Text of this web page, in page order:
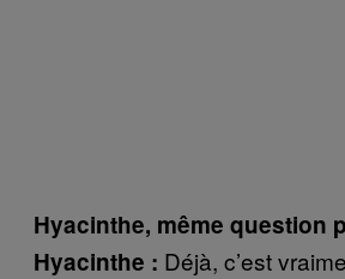
Hyacinthe, même question
Hyacinthe : Déjà, c’est